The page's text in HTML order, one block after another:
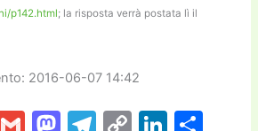
p142.html; la risposta verrà postata lì il
2016-06-07 14:42